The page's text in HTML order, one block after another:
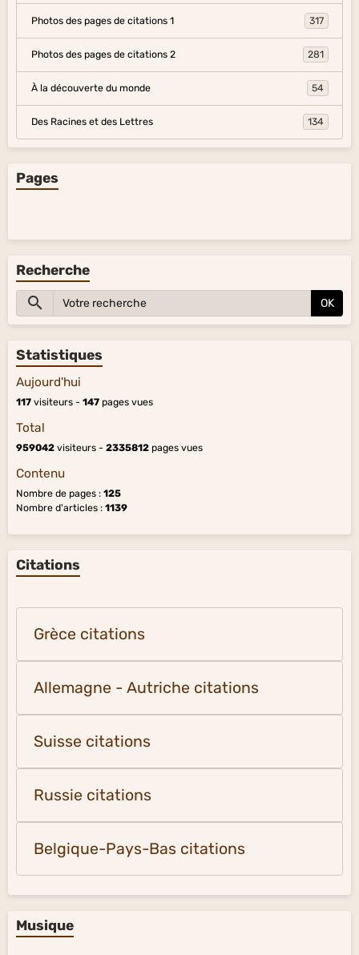
Photos des pages de citations 1 317
Photos des pages de citations 2 281
À la découverte du monde 54
Des Racines et des Lettres 134
Pages
Recherche
OK
Statistiques
Aujourd'hui
117 visiteurs - 147 pages vues
Total
959042 visiteurs - 2335812 pages vues
Contenu
Nombre de pages : 125
Nombre d'articles : 1139
Citations
Grèce citations
Allemagne - Autriche citations
Suisse citations
Russie citations
Belgique-Pays-Bas citations
Musique